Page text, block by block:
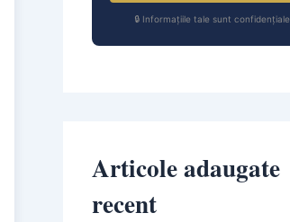
🔒 Informațiile tale sunt confidențiale
Articole adaugate
recent